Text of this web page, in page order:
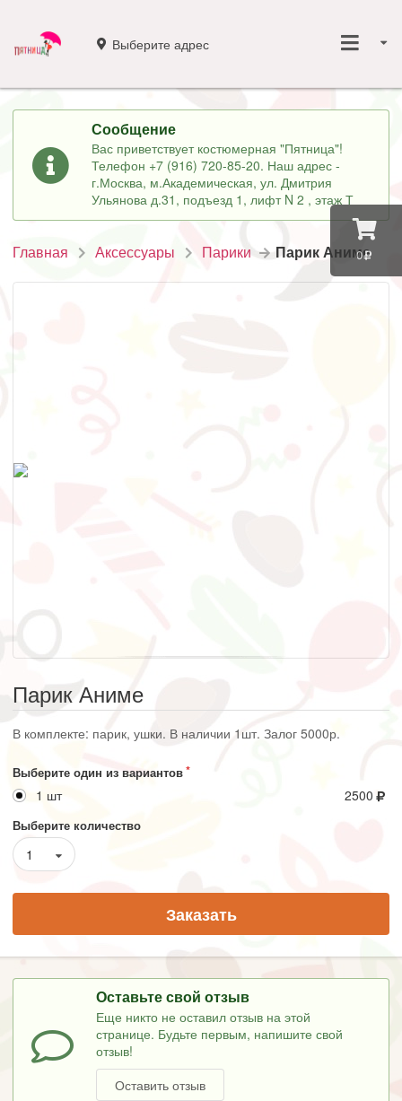
0
Выберите адрес
Сообщение
Вас приветствует костюмерная "Пятница"!
Телефон +7 (916) 720-85-20. Наш адрес -
г.Москва, м.Академическая, ул. Дмитрия
Ульянова д.31, подъезд 1, лифт N 2 , этаж Т
Главная Аксессуары Парики Парик Аниме
Парик Аниме
В комплекте: парик, ушки. В наличии 1шт. Залог 5000р.
Выберите один из вариантов
1 шт 2500
Выберите количество
1
Заказать
Оставьте свой отзыв
Еще никто не оставил отзыв на этой
странице. Будьте первым, напишите свой
отзыв!
Оставить отзыв